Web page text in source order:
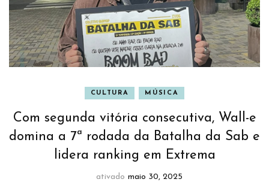
CULTURA MÚSICA
Com segunda vitória consecutiva, Wall-e
domina a 7ª rodada da Batalha da Sab e
lidera ranking em Extrema
ativado maio 30, 2025